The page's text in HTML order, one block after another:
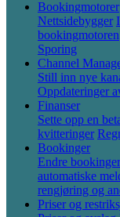
Bookingmotorer
Nettsidebygger
bookingmotoren
Sporing
Channel
Still inn nye
Oppdateringer
Finanser
Sette opp en
kvitteringer
Bookinger
Endre bookinger
automatiske
rengjøring og
Priser og